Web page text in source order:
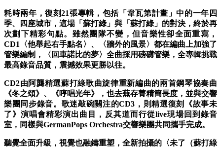
耗時兩年，復刻21張專輯，包括「韋瓦第計畫」中的一年四
季、四座城市，這場「蘇打綠」與「蘇打綠」的對決，終於再
次劃下精彩句點。雖然團隊不變，但音樂性卻全面重寫，
CD1〈他舉起右手點名〉、〈牆外的風景〉都在編曲上加強了
管樂編制，〈回車諾比的夢〉全曲採用磅礴管樂，全專輯挑戰
最高錄音品質，震撼效果更勝以往。
CD2由阿龔精選蘇打綠歌曲旋律重新編曲的兩首鋼琴協奏曲
《冬之頌》、《哼唱光年》，也去蕪存菁精簡長度，並與交響
樂團同步錄音。歌迷敲碗關注的CD3，則精選復刻《故事未
了》演唱會精彩演出曲目，反其道而行從live現場回到錄音
室，同樣與GermanPops Orchestra交響樂團共同攜手完成。
聽覺全面升級，視覺也融鑄重塑，全新拍攝的〈未了（蘇打綠